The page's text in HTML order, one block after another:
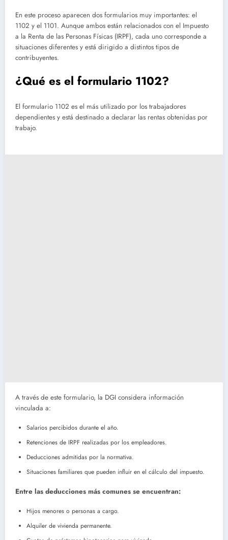
En este proceso aparecen dos formularios muy importantes: el
1102 y el 1101. Aunque ambos están relacionados con el Impuesto
a la Renta de las Personas Físicas (IRPF), cada uno corresponde a
situaciones diferentes y está dirigido a distintos tipos de
contribuyentes.
¿Qué es el formulario 1102?
El formulario 1102 es el más utilizado por los trabajadores
dependientes y está destinado a declarar las rentas obtenidas por
trabajo.
A través de este formulario, la DGI considera información
vinculada a:
Salarios percibidos durante el año.
Retenciones de IRPF realizadas por los empleadores.
Deducciones admitidas por la normativa.
Situaciones familiares que pueden influir en el cálculo del impuesto.
Entre las deducciones más comunes se encuentran:
Hijos menores o personas a cargo.
Alquiler de vivienda permanente.